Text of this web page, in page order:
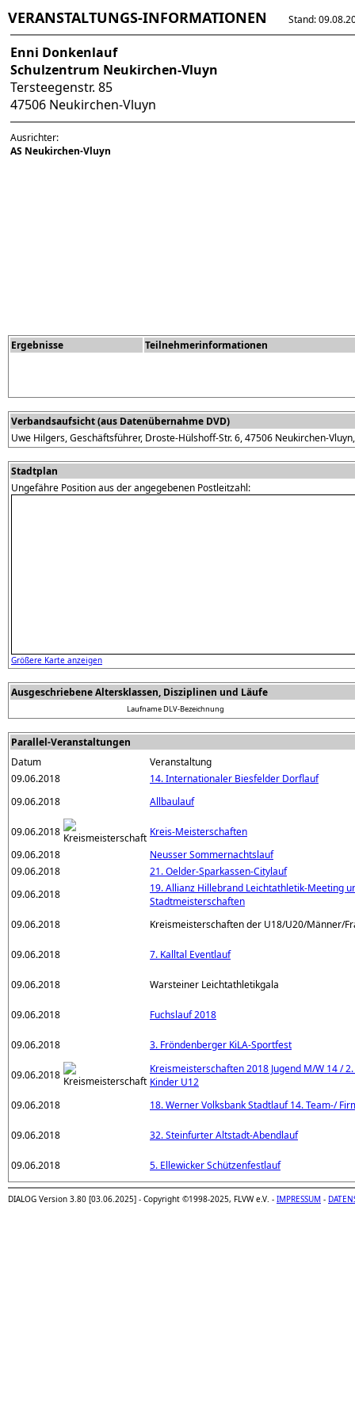
VERANSTALTUNGS-INFORMATIONEN Stand:
Enni Donkenlauf
Schulzentrum Neukirchen-Vluyn
Tersteegenstr. 85
47506 Neukirchen-Vluyn
Ausrichter:
AS Neukirchen-Vluyn
Ergebnisse Teilnehmerinformationen
Verbandsaufsicht (aus Datenübernahme DVD)
Uwe Hilgers, Geschäftsführer, Droste-Hülshoff-Str. 6, 47506 Neukirchen-
Stadtplan
Ungefähre Position aus der angegebenen Postleitzahl:
Größere Karte anzeigen
Ausgeschriebene Altersklassen, Disziplinen und Läufe
LaufnameDLV-Bezeichnung
Parallel-Veranstaltungen
Datum
Veranstaltung
09.06.2018
14. Internationaler Biesfelder Dorflauf
09.06.2018
Allbaulauf
09.06.2018
Kreis-Meisterschaften
09.06.2018
Neusser Sommernachtslauf
09.06.2018
21. Oelder-Sparkassen-Citylauf
09.06.2018
19. Allianz Hillebrand Leichtathletik-Meeting
Stadtmeisterschaften
09.06.2018
Kreismeisterschaften der U18/U20/Männer/
09.06.2018 7. Kalltal Eventlauf
09.06.2018 Warsteiner Leichtathletikgala
09.06.2018 Fuchslauf 2018
09.06.2018 3. Fröndenberger KiLA-Sportfest
09.06.2018
Kreismeisterschaften 2018 Jugend M/W 14 /
Kinder U12
09.06.2018
18. Werner Volksbank Stadtlauf 14. Team-/
09.06.2018 32. Steinfurter Altstadt-Abendlauf
09.06.2018 5. Ellewicker Schützenfestlauf
DIALOG Version 3.80 [03.06.2025] - Copyright ©1998-2025, FLVW e.V. - IMPRESSUM -